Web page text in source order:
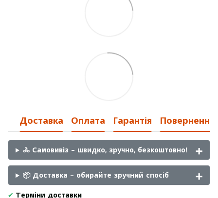
Доставка Оплата Гарантія Повернення
🚴 Самовивіз – швидко, зручно, безкоштовно!
📦 Доставка – обирайте зручний спосіб
✔ Терміни доставки